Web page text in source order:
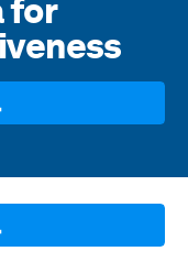
for